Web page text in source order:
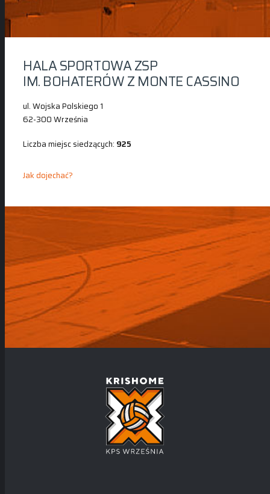
HALA SPORTOWA ZSP
IM. BOHATERÓW Z MONTE CASSINO
ul. Wojska Polskiego 1
62-300 Września
Liczba miejsc siedzących: 925
Jak dojechać?